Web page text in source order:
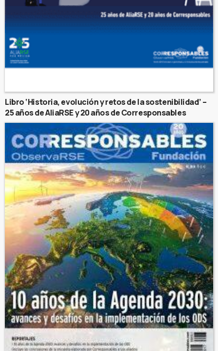
Libro ‘Historia, evolución y retos de la sostenibilidad’ –
25 años de AliaRSE y 20 años de Corresponsables